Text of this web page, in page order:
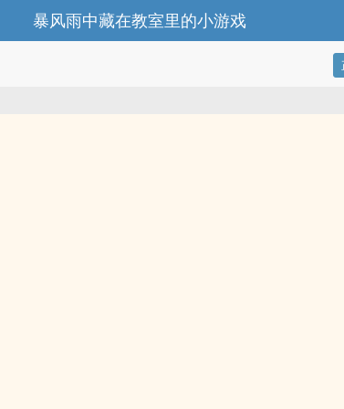
暴风雨中藏在教室里的小游戏